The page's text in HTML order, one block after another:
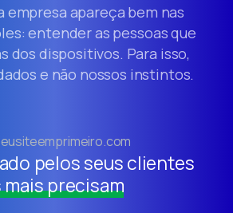
empresa apareça bem nas
entender as pessoas que
dos dispositivos. Para isso,
e não nossos instintos.
pelos seus clientes
precisam